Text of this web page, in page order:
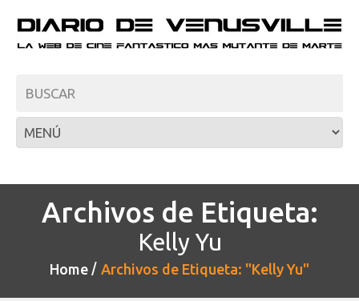
Archivos de Etiqueta:
Kelly Yu
Home Archivos de Etiqueta: "Kelly Yu"